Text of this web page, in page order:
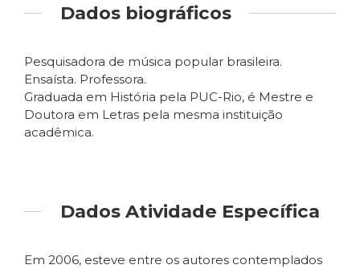
Dados biográficos
Pesquisadora de música popular brasileira.
Ensaísta. Professora.
Graduada em História pela PUC-Rio, é Mestre e
Doutora em Letras pela mesma instituição
acadêmica.
Dados Atividade Específica
Em 2006, esteve entre os autores contemplados